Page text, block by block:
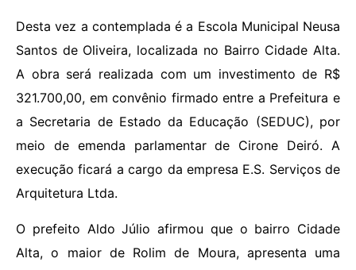
Desta vez a contemplada é a Escola Municipal Neusa
Santos de Oliveira, localizada no Bairro Cidade Alta.
A obra será realizada com um investimento de R$
321.700,00, em convênio firmado entre a Prefeitura e
a Secretaria de Estado da Educação (SEDUC), por
meio de emenda parlamentar de Cirone Deiró. A
execução ficará a cargo da empresa E.S. Serviços de
Arquitetura Ltda.
O prefeito Aldo Júlio afirmou que o bairro Cidade
Alta, o maior de Rolim de Moura, apresenta uma